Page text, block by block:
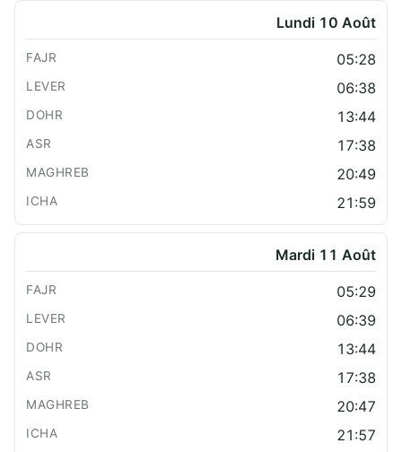
Lundi 10 Août
05:28
06:38
13:44
17:38
20:49
21:59
Mardi 11 Août
05:29
06:39
13:44
17:38
20:47
21:57